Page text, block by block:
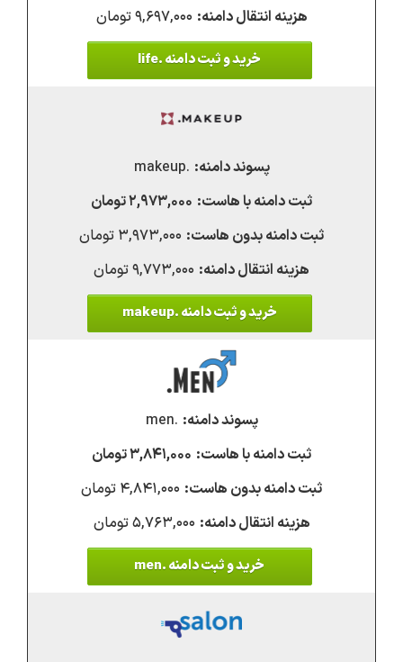
۹,۶۹۷,۰۰۰ تومان
خرید و ثبت دامنه .life
.makeup
۲,۹۷۳,۰۰۰ تومان
۳,۹۷۳,۰۰۰ تومان
۹,۷۷۳,۰۰۰ تومان
خرید و ثبت دامنه .makeup
.men
۳,۸۴۱,۰۰۰ تومان
۴,۸۴۱,۰۰۰ تومان
۵,۷۶۳,۰۰۰ تومان
خرید و ثبت دامنه .men